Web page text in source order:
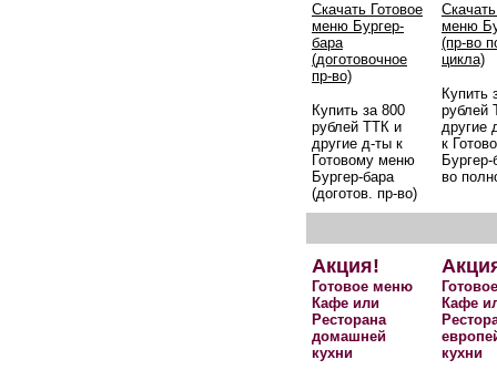
Скачать Готовое
меню Бургер-
бара
(доготовочное
пр-во)
Купить за 800
рублей ТТК и
другие д-ты к
Готовому меню
Бургер-бара
(доготов. пр-во)
меню
(пр-во
цикла)
Купить
рублей
другие
к
во
Акция!
Готовое меню
Кафе или
Ресторана
домашней
кухни
Кафе
кухни